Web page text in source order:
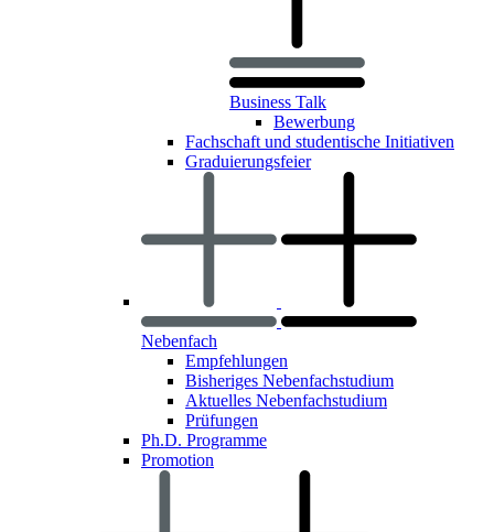
Business Talk
Bewerbung
Fachschaft und studentische Initiativen
Graduierungsfeier
Nebenfach
Empfehlungen
Bisheriges Nebenfachstudium
Aktuelles Nebenfachstudium
Prüfungen
Ph.D. Programme
Promotion